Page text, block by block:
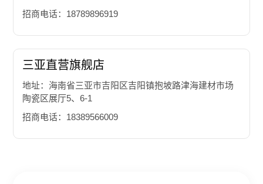
招商电话：18789896919
三亚直营旗舰店
地址：海南省三亚市吉阳区吉阳镇抱坡路津海建材市场
陶瓷区展厅5、6-1
招商电话：18389566009